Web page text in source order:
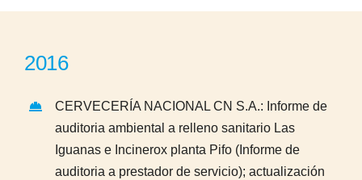
2016
CERVECERÍA NACIONAL CN S.A.: Informe de
auditoria ambiental a relleno sanitario Las
Iguanas e Incinerox planta Pifo (Informe de
auditoria a prestador de servicio); actualización